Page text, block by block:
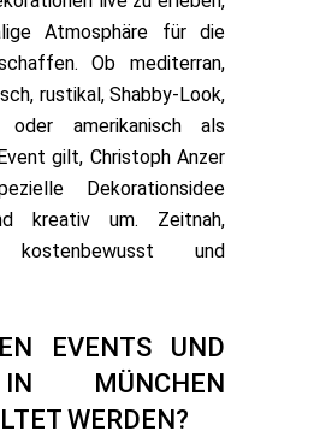
Atmosphäre für die
Ob mediterran,
rustikal, Shabby-Look,
amerikanisch als
gilt, Christoph Anzer
Dekorationsidee
kreativ um. Zeitnah,
kostenbewusst und
EVENTS UND
MÜNCHEN
WERDEN?